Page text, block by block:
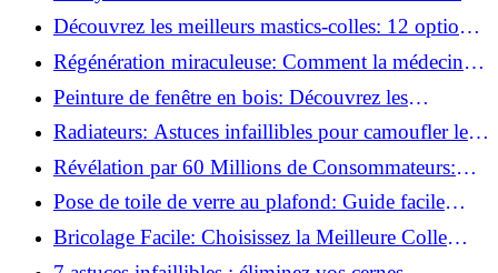
préparer vos surfaces!
Découvrez les meilleurs mastics-colles: 12 options
dès 6,70 €!
Régénération miraculeuse: Comment la médecine
régénérative peut restaurer votre confiance!
Peinture de fenêtre en bois: Découvrez les
techniques infaillibles pour un résultat parfait!
Radiateurs: Astuces infaillibles pour camoufler les
tuyaux apparents!
Révélation par 60 Millions de Consommateurs:
Découvrez le sérum anti-rides numéro un!
Pose de toile de verre au plafond: Guide facile
pour débutants!
Bricolage Facile: Choisissez la Meilleure Colle
pour Chaque Matériau!